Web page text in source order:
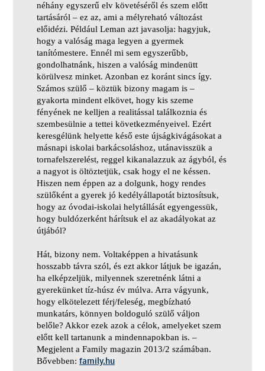
néhány egyszerű elv követéséről és szem előtt
tartásáról – ez az, ami a mélyreható változást
előidézi. Például Leman azt javasolja: hagyjuk,
hogy a valóság maga legyen a gyermek
tanítómestere. Ennél mi sem egyszerűbb,
gondolhatnánk, hiszen a valóság mindenütt
körülvesz minket. Azonban ez koránt sincs így.
Számos szülő – köztük bizony magam is –
gyakorta mindent elkövet, hogy kis szeme
fényének ne kelljen a realitással találkoznia és
szembesülnie a tettei következményeivel. Ezért
keresgélünk helyette késő este újságkivágásokat a
másnapi iskolai barkácsoláshoz, utánavisszük a
tornafelszerelést, reggel kikanalazzuk az ágyból, és
a nagyot is öltöztetjük, csak hogy el ne késsen.
Hiszen nem éppen az a dolgunk, hogy rendes
szülőként a gyerek jó kedélyállapotát biztosítsuk,
hogy az óvodai-iskolai helytállását egyengessük,
hogy buldózerként hárítsuk el az akadályokat az
útjából?
Hát, bizony nem. Voltaképpen a hivatásunk
hosszabb távra szól, és ezt akkor látjuk be igazán,
ha elképzeljük, milyennek szeretnénk látni a
gyerekünket tíz-húsz év múlva. Arra vágyunk,
hogy elkötelezett férj/feleség, megbízható
munkatárs, könnyen boldoguló szülő váljon
belőle? Akkor ezek azok a célok, amelyeket szem
előtt kell tartanunk a mindennapokban is. –
Megjelent a Family magazin 2013/2 számában.
Bővebben: family.hu